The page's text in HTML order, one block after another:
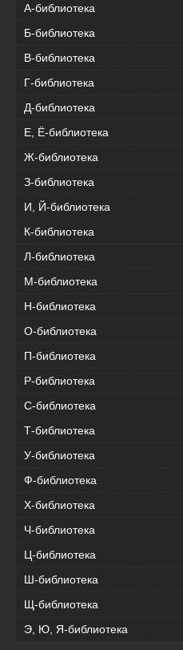
А-библиотека
Б-библиотека
В-библиотека
Г-библиотека
Д-библиотека
Е, Ё-библиотека
Ж-библиотека
З-библиотека
И, Й-библиотека
К-библиотека
Л-библиотека
М-библиотека
Н-библиотека
О-библиотека
П-библиотека
Р-библиотека
С-библиотека
Т-библиотека
У-библиотека
Ф-библиотека
Х-библиотека
Ч-библиотека
Ц-библиотека
Ш-библиотека
Щ-библиотека
Э, Ю, Я-библиотека